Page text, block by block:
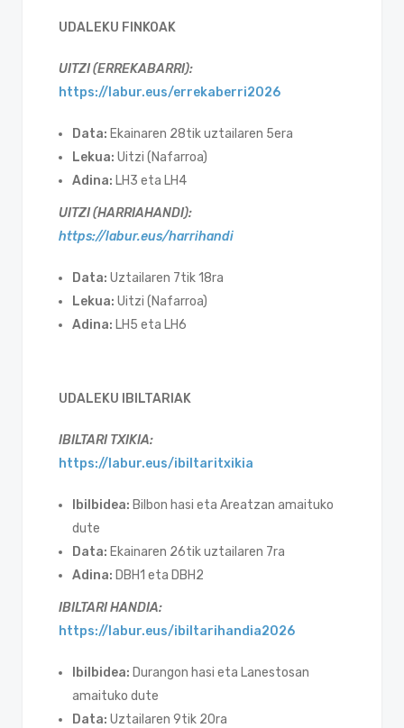
UDALEKU FINKOAK
UITZI (ERREKABARRI):
https://labur.eus/errekaberri2026
Data: Ekainaren 28tik uztailaren 5era
Lekua: Uitzi (Nafarroa)
Adina: LH3 eta LH4
UITZI (HARRIAHANDI):
https://labur.eus/harrihandi
Data: Uztailaren 7tik 18ra
Lekua: Uitzi (Nafarroa)
Adina: LH5 eta LH6
UDALEKU IBILTARIAK
IBILTARI TXIKIA:
https://labur.eus/ibiltaritxikia
Ibilbidea: Bilbon hasi eta Areatzan amaituko
dute
Data: Ekainaren 26tik uztailaren 7ra
Adina: DBH1 eta DBH2
IBILTARI HANDIA:
https://labur.eus/ibiltarihandia2026
Ibilbidea: Durangon hasi eta Lanestosan
amaituko dute
Data: Uztailaren 9tik 20ra